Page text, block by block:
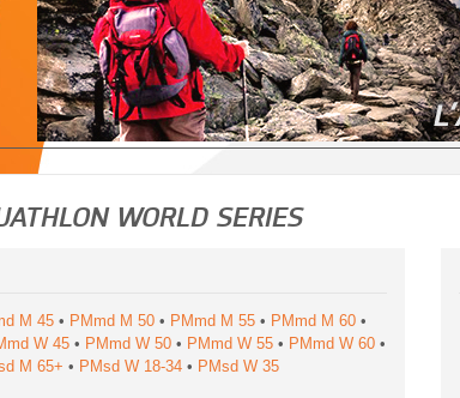
WORLD SERIES
M 45 • PMmd M 50 • PMmd M 55 • PMmd M 60 •
W 45 • PMmd W 50 • PMmd W 55 • PMmd W 60 •
M 65+ • PMsd W 18-34 • PMsd W 35